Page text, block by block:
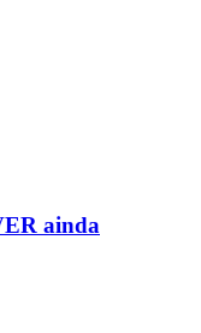
ainda